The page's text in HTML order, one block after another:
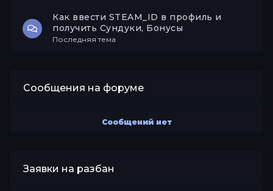
Как ввести STEAM_ID в профиль и
получить Сундуки, Бонусы
Последняя тема
Сообщения на форуме
Сообщений нет
Заявки на разбан